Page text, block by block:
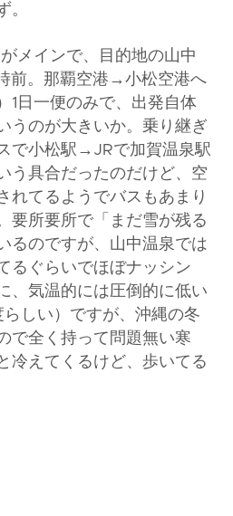
。
メインで、目的地の山中
前。那覇空港→小松空港へ
1日一便のみで、出発自体
うのが大きいか。乗り継ぎ
で小松駅→JRで加賀温泉駅
う具合だったのだけど、空
れてるようでバスもあまり
要所要所で「まだ雪が残る
るのですが、山中温泉では
るぐらいでほぼナッシン
、気温的には圧倒的に低い
しい）ですが、沖縄の冬
で全く持って問題無い寒
冷えてくるけど、歩いてる